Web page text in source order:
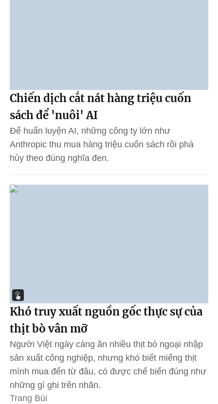
Chiến dịch cắt nát hàng triệu cuốn
sách để 'nuôi' AI
Để huấn luyện AI, những công ty lớn như
Anthropic thu mua hàng triệu cuốn sách rồi phá
hủy theo đúng nghĩa đen.
Khó truy xuất nguồn gốc thực sự của
thịt bò vân mỡ
Người Việt ngày càng ăn nhiều thịt bò ngoại nhập
sản xuất công nghiệp, nhưng khó biết miếng thịt
mình mua đến từ đâu, có được chế biến đúng như
những gì ghi trên nhãn.
Trang Bùi